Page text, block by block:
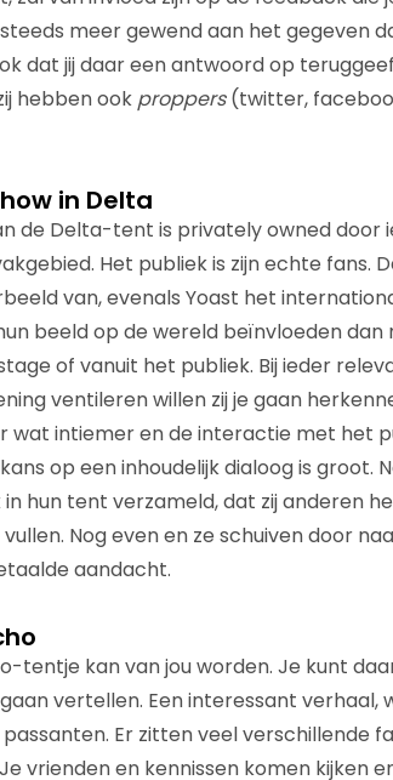
meer gewend aan het gegeven
dat jij daar een antwoord op
hebben ook proppers(twitter,
in Delta
de Delta-tent is privately owned
Het publiek is zijn echte fans.
van, evenals Yoast het
beeld op de wereld beïnvloeden
of vanuit het publiek. Bij ieder
ventileren willen zij je gaan
wat intiemer en de interactie met het
op een inhoudelijk dialoog is groot.
in hun tent verzameld, dat zij anderen
Nog even en ze schuiven door
aandacht.
tentje kan van jou worden. Je kunt
vertellen. Een interessant verhaal,
Er zitten veel verschillende
vrienden en kennissen komen kijken